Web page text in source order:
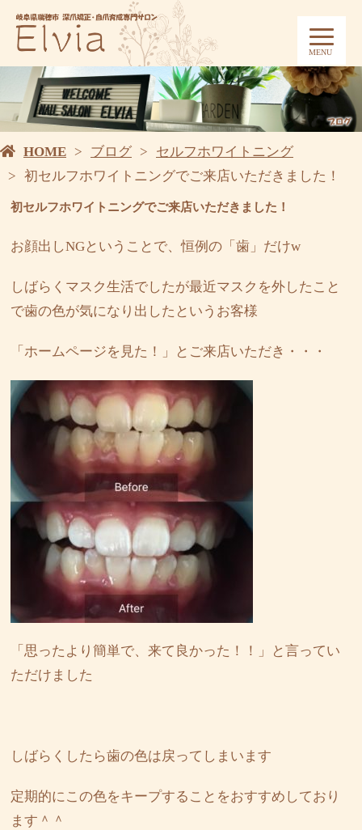
MENU
HOME ブログ
セルフホワイトニング
初セルフホワイトニングでご来店いただきました！
初セルフホワイトニングでご来店いただきました！
お顔出しNGということで、恒例の「歯」だけw
しばらくマスク生活でしたが最近マスクを外したこと
で歯の色が気になり出したというお客様
「ホームページを見た！」とご来店いただき・・・
「思ったより簡単で、来て良かった！！」と言ってい
ただけました
しばらくしたら歯の色は戻ってしまいます
定期的にこの色をキープすることをおすすめしており
ます＾＾